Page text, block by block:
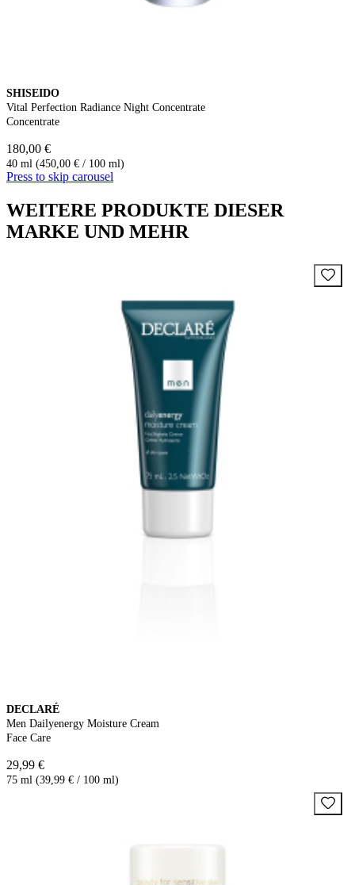
SHISEIDO
Vital Perfection Radiance Night Concentrate
Concentrate
180,00 €
40 ml (450,00 € / 100 ml)
Press to skip carousel
WEITERE PRODUKTE DIESER
MARKE UND MEHR
DECLARÉ
Men Dailyenergy Moisture Cream
Face Care
29,99 €
75 ml (39,99 € / 100 ml)